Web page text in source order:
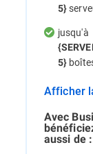
5}
jusqu'à
5}
Afficher
Avec
aussi de